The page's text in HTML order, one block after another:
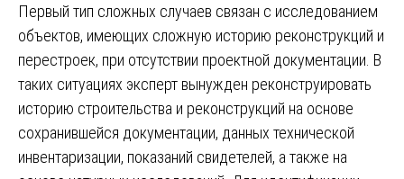
Первый тип сложных случаев связан с исследованием
объектов, имеющих сложную историю реконструкций и
перестроек, при отсутствии проектной документации. В
таких ситуациях эксперт вынужден реконструировать
историю строительства и реконструкций на основе
сохранившейся документации, данных технической
инвентаризации, показаний свидетелей, а также на